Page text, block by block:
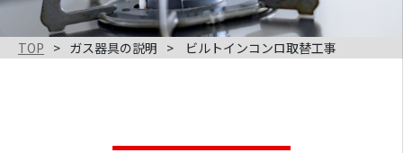
TOP ガス器具の説明 ビルトインコンロ取替工事